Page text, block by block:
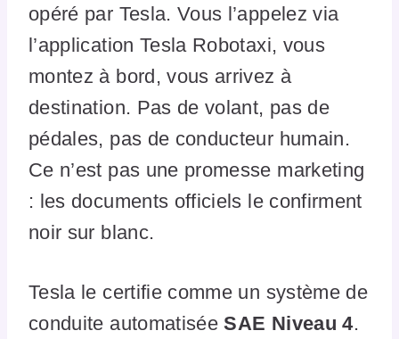
opéré par Tesla. Vous l’appelez via
l’application Tesla Robotaxi, vous
montez à bord, vous arrivez à
destination. Pas de volant, pas de
pédales, pas de conducteur humain.
Ce n’est pas une promesse marketing
: les documents officiels le confirment
noir sur blanc.
Tesla le certifie comme un système de
conduite automatiséeSAE Niveau 4.